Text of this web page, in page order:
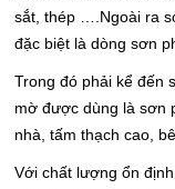
sắt, thép ….Ngoài ra
đặc biệt là dòng sơn
Trong đó phải kể đến
mờ được dùng là sơn
nhà, tấm thạch cao,
Với chất lượng ổn